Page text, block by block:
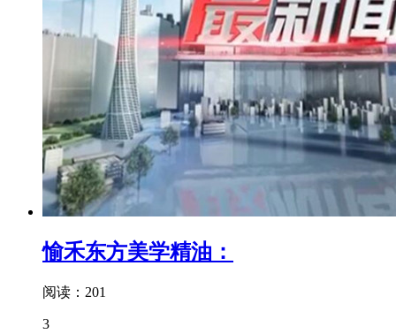
愉禾东方美学精油：
阅读：201
3